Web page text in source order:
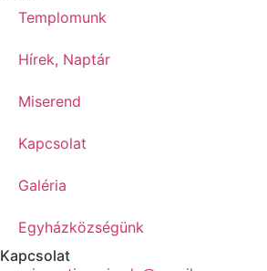
Templomunk
Hírek, Naptár
Miserend
Kapcsolat
Galéria
Egyházközségünk
Kapcsolat